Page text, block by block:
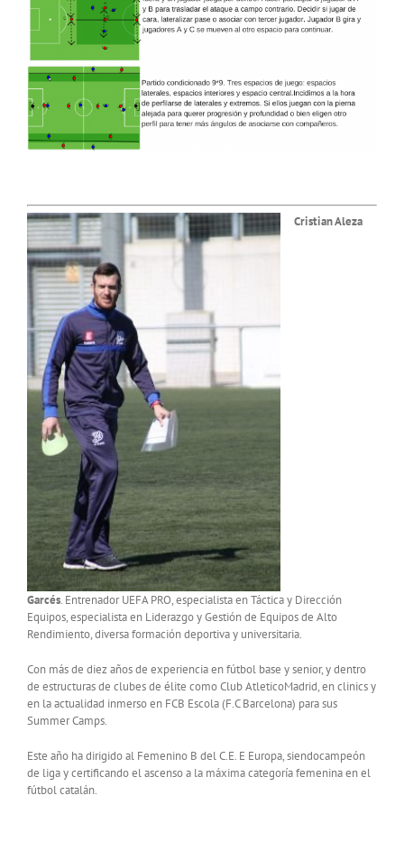
Cristian Aleza
Garcés. Entrenador UEFA PRO, especialista en Táctica y Dirección
Equipos, especialista en Liderazgo y Gestión de Equipos de Alto
Rendimiento, diversa formación deportiva y universitaria.
Con más de diez años de experiencia en fútbol base y senior, y dentro
de estructuras de clubes de élite como Club AtleticoMadrid, en clinics y
en la actualidad inmerso en FCB Escola (F.C Barcelona) para sus
Summer Camps.
Este año ha dirigido al Femenino B del C.E. E Europa, siendocampeón
de liga y certificando el ascenso a la máxima categoría femenina en el
fútbol catalán.